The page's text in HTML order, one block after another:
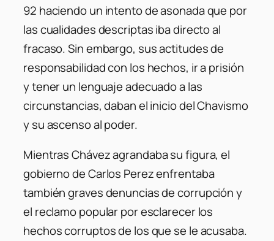
92 haciendo un intento de asonada que por
las cualidades descriptas iba directo al
fracaso. Sin embargo, sus actitudes de
responsabilidad con los hechos, ir a prisión
y tener un lenguaje adecuado a las
circunstancias, daban el inicio del Chavismo
y su ascenso al poder.
Mientras Chávez agrandaba su figura, el
gobierno de Carlos Perez enfrentaba
también graves denuncias de corrupción y
el reclamo popular por esclarecer los
hechos corruptos de los que se le acusaba.